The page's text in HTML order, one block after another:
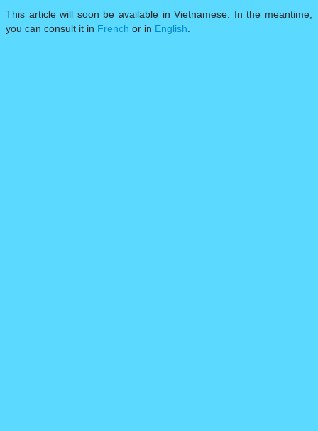
This article will soon be available in Vietnamese. In the meantime,
you can consult it in French or in English.